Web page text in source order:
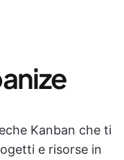
Kanban che ti
e risorse in